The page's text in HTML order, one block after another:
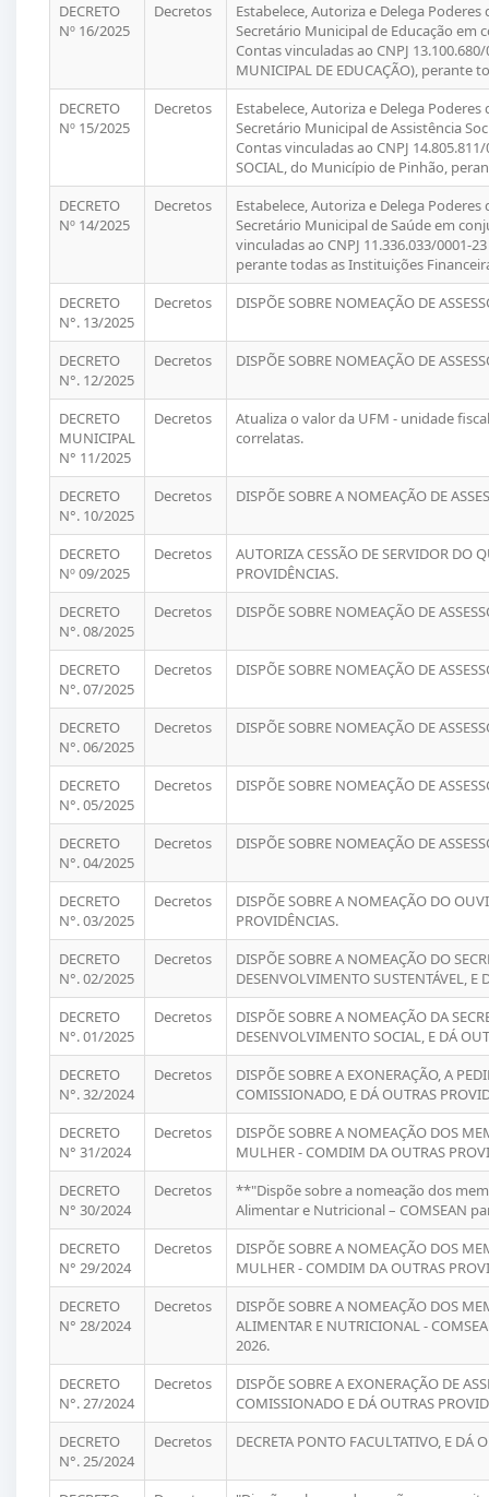
DECRETO
Nº 16/2025
Decretos
Estabelece, Autoriza e Delega
Secretário Municipal de Educação
Contas vinculadas ao CNPJ
MUNICIPAL DE EDUCAÇÃO), perante
DECRETO
Nº 15/2025
Decretos
Estabelece, Autoriza e Delega
Secretário Municipal de Assistência
Contas vinculadas ao CNPJ
SOCIAL, do Município de Pinhão,
DECRETO
Nº 14/2025
Decretos
Estabelece, Autoriza e Delega
Secretário Municipal de Saúde em
vinculadas ao CNPJ 11.336.033/0001-
perante todas as Instituições
DECRETO
N°. 13/2025
Decretos DISPÕE SOBRE NOMEAÇÃO DE
DECRETO
N°. 12/2025
Decretos DISPÕE SOBRE NOMEAÇÃO DE
DECRETO
MUNICIPAL
N° 11/2025
Decretos
Atualiza o valor da UFM - unidade
correlatas.
DECRETO
N°. 10/2025
Decretos DISPÕE SOBRE A NOMEAÇÃO DE
DECRETO
Nº 09/2025
Decretos
AUTORIZA CESSÃO DE SERVIDOR DO
PROVIDÊNCIAS.
DECRETO
N°. 08/2025
Decretos DISPÕE SOBRE NOMEAÇÃO DE
DECRETO
N°. 07/2025
Decretos DISPÕE SOBRE NOMEAÇÃO DE
DECRETO
N°. 06/2025
Decretos DISPÕE SOBRE NOMEAÇÃO DE
DECRETO
N°. 05/2025
Decretos DISPÕE SOBRE NOMEAÇÃO DE
DECRETO
N°. 04/2025
Decretos DISPÕE SOBRE NOMEAÇÃO DE
DECRETO
N°. 03/2025
Decretos
DISPÕE SOBRE A NOMEAÇÃO DO
PROVIDÊNCIAS.
DECRETO
N°. 02/2025
Decretos
DISPÕE SOBRE A NOMEAÇÃO DO
DESENVOLVIMENTO SUSTENTÁVEL, E
DECRETO
N°. 01/2025
Decretos
DISPÕE SOBRE A NOMEAÇÃO DA
DESENVOLVIMENTO SOCIAL, E DÁ
DECRETO
N°. 32/2024
Decretos
DISPÕE SOBRE A EXONERAÇÃO, A
COMISSIONADO, E DÁ OUTRAS
DECRETO
N° 31/2024
Decretos
DISPÕE SOBRE A NOMEAÇÃO DOS
MULHER - COMDIM DA OUTRAS
DECRETO
N° 30/2024
Decretos
**"Dispõe sobre a nomeação dos
Alimentar e Nutricional – COMSEAN
DECRETO
N° 29/2024
Decretos
DISPÕE SOBRE A NOMEAÇÃO DOS
MULHER - COMDIM DA OUTRAS
DECRETO
N° 28/2024
Decretos
DISPÕE SOBRE A NOMEAÇÃO DOS
ALIMENTAR E NUTRICIONAL -
2026.
DECRETO
N°. 27/2024
Decretos
DISPÕE SOBRE A EXONERAÇÃO DE
COMISSIONADO E DÁ OUTRAS
DECRETO
N°. 25/2024
Decretos DECRETA PONTO FACULTATIVO, E DÁ